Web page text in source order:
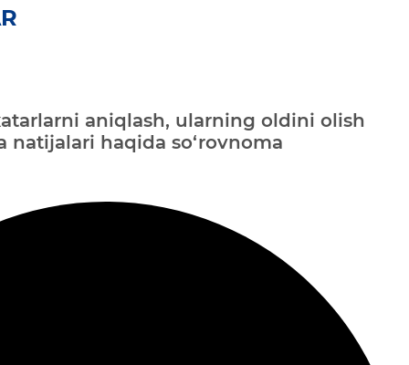
aniqlash, ularning oldini olish
natijalari haqida so‘rovnoma